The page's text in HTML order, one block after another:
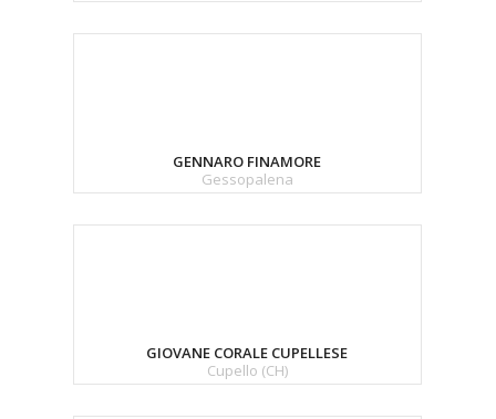
GENNARO FINAMORE
Gessopalena
GIOVANE CORALE CUPELLESE
Cupello (CH)